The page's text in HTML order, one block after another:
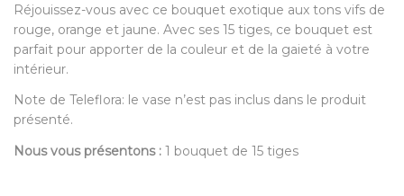
Réjouissez-vous avec ce bouquet exotique aux tons vifs de
rouge, orange et jaune. Avec ses 15 tiges, ce bouquet est
parfait pour apporter de la couleur et de la gaieté à votre
intérieur.
Note de Teleflora: le vase n’est pas inclus dans le produit
présenté.
Nous vous présentons : 1 bouquet de 15 tiges